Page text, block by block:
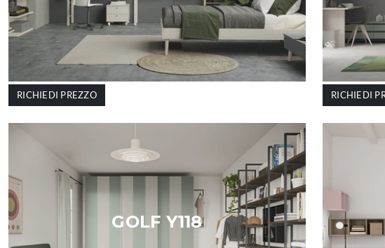
RICHIEDI PREZZO RICHIEDI
GOLF Y118